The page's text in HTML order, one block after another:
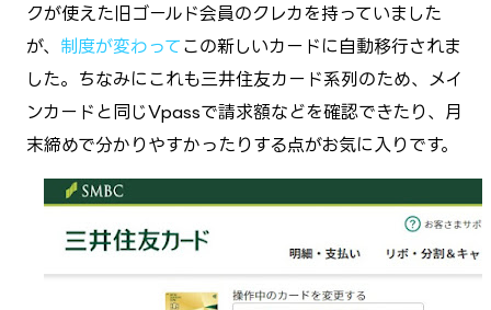
クが使えた旧ゴールド会員のクレカを持っていました
が、 制度が変わって この新しいカードに自動移行されま
した。ちなみにこれも三井住友カード系列のため、メイ
ンカードと同じVpassで請求額などを確認できたり、月
末締めで分かりやすかったりする点がお気に入りです。